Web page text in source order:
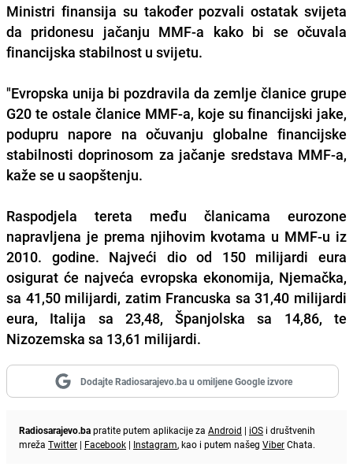
Ministri finansija su također pozvali ostatak svijeta
da pridonesu jačanju MMF-a kako bi se očuvala
financijska stabilnost u svijetu.
"Evropska unija bi pozdravila da zemlje članice grupe
G20 te ostale članice MMF-a, koje su financijski jake,
podupru napore na očuvanju globalne financijske
stabilnosti doprinosom za jačanje sredstava MMF-a,
kaže se u saopštenju.
Raspodjela tereta među članicama eurozone
napravljena je prema njihovim kvotama u MMF-u iz
2010. godine. Najveći dio od 150 milijardi eura
osigurat će najveća evropska ekonomija, Njemačka,
sa 41,50 milijardi, zatim Francuska sa 31,40 milijardi
eura, Italija sa 23,48, Španjolska sa 14,86, te
Nizozemska sa 13,61 milijardi.
Dodajte Radiosarajevo.ba u omiljene Google izvore
Radiosarajevo.bapratite putem aplikacije za Android | iOS i društvenih
mreža Twitter | Facebook | Instagram, kao i putem našeg ViberChata.